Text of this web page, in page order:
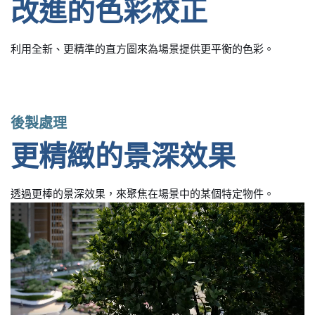
改進的色彩校正
利用全新、更精準的直方圖來為場景提供更平衡的色彩。
後製處理
更精緻的景深效果
透過更棒的景深效果，來聚焦在場景中的某個特定物件。